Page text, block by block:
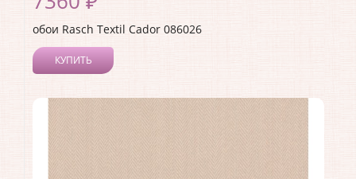
обои Rasch Textil Cador 086026
КУПИТЬ
Коллекция:Cador
Ширина рулона:
0.53
Материал покрытия:
Текстильное
Германия